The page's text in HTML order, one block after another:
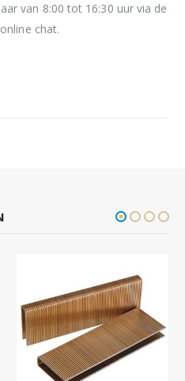
van 8:00 tot 16:30 uur via de
chat.